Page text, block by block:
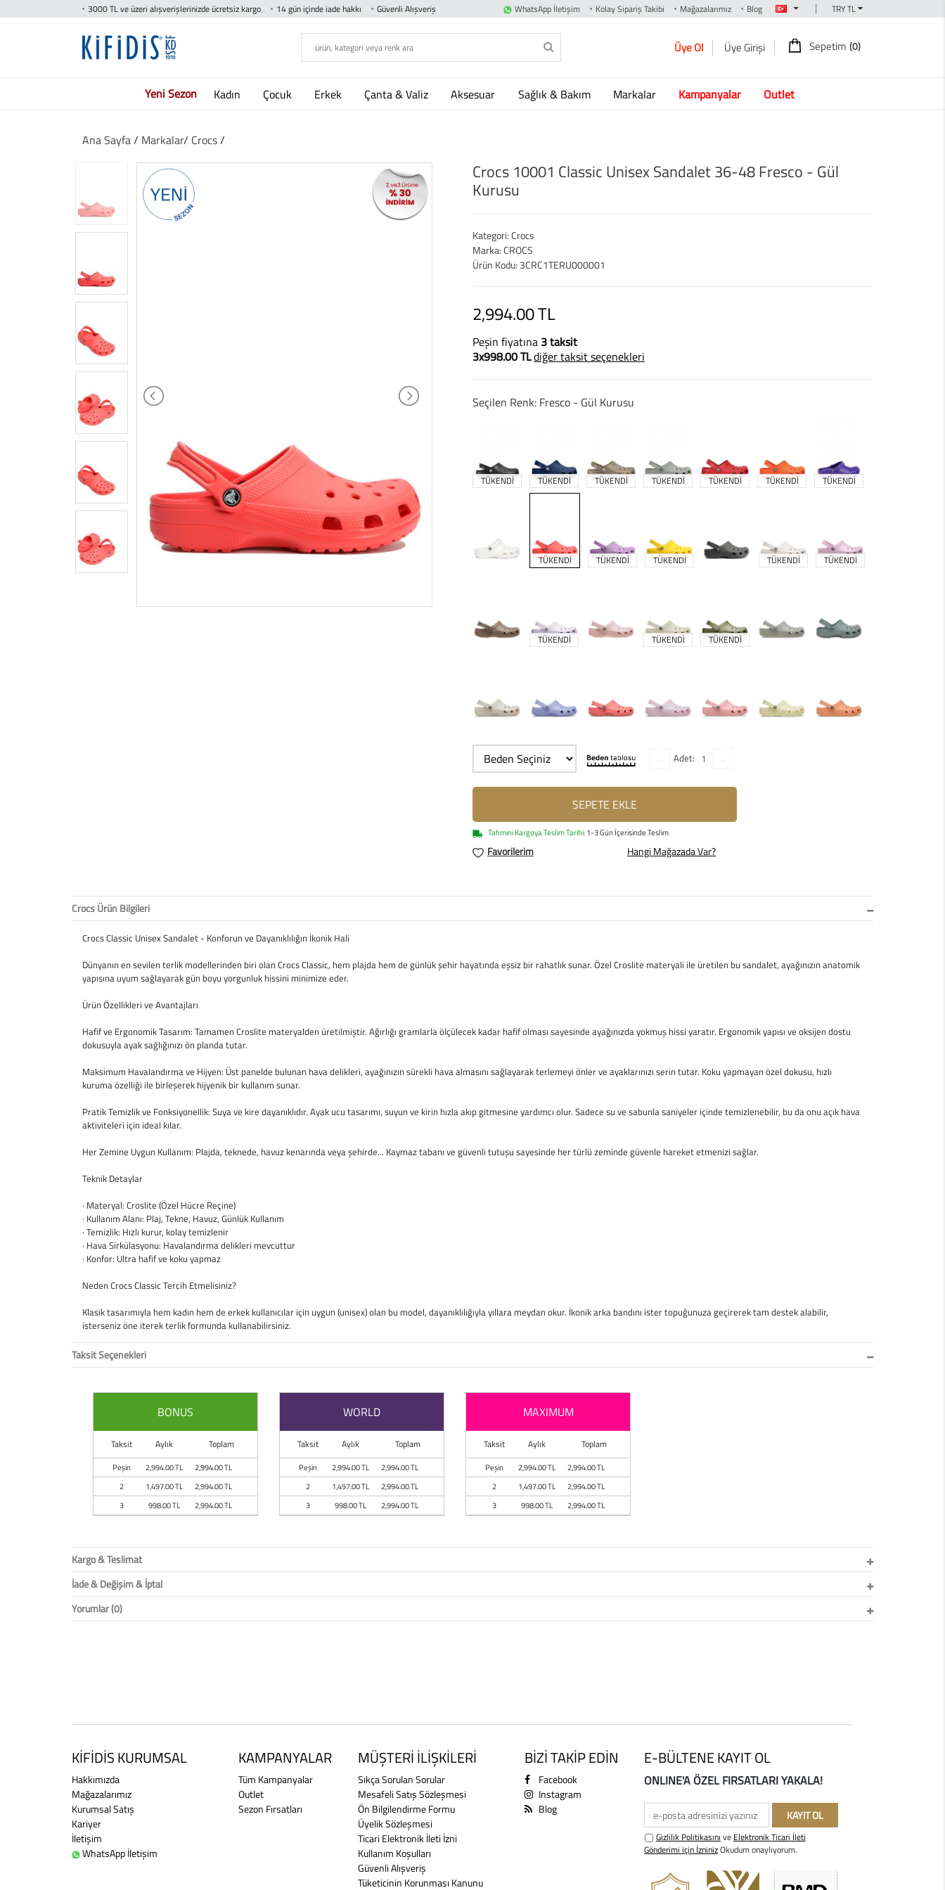
3000 TL ve üzeri alışverişlerinizde ücretsiz kargo 14 gün içinde iade hakkı Güvenli Alışveriş WhatsApp İletişim Kolay Sipariş Takibi Mağazalarımız Blog |
Üye Ol Üye Girişi Sepetim (0)
Yeni Sezon Kadın Çocuk Erkek Çanta & Valiz Aksesuar Sağlık & Bakım Markalar Kampanyalar Outlet
Ana Sayfa/ Markalar/ Crocs/
Crocs 10001 Classic Unisex Sandalet 36-48 Fresco - Gül
Kurusu
Kategori: Crocs
Marka: CROCS
Ürün Kodu: 3CRC1TERU000001
2,994.00 TL
Peşin fiyatına 3 taksit
3x998.00 TLdiğer taksit seçenekleri
Seçilen Renk: Fresco - Gül Kurusu
TÜKENDİ TÜKENDİ TÜKENDİ TÜKENDİ TÜKENDİ TÜKENDİ TÜKENDİ
TÜKENDİ TÜKENDİ TÜKENDİ TÜKENDİ TÜKENDİ
TÜKENDİ TÜKENDİ TÜKENDİ
Adet:
SEPETE EKLE
Tahmini Kargoya Teslim Tarihi:1-3 Gün İçerisinde Teslim
Favorilerim Hangi Mağazada Var?
Crocs Ürün Bilgileri
Crocs Classic Unisex Sandalet - Konforun ve Dayanıklılığın İkonik Hali
Dünyanın en sevilen terlik modellerinden biri olan Crocs Classic, hem plajda hem de günlük şehir hayatında eşsiz bir rahatlık sunar. Özel Croslite materyali ile üretilen bu sandalet, ayağınızın anatomik
yapısına uyum sağlayarak gün boyu yorgunluk hissini minimize eder.
Ürün Özellikleri ve Avantajları
Hafif ve Ergonomik Tasarım: Tamamen Croslite materyalden üretilmiştir. Ağırlığı gramlarla ölçülecek kadar hafif olması sayesinde ayağınızda yokmuş hissi yaratır. Ergonomik yapısı ve oksijen dostu
dokusuyla ayak sağlığınızı ön planda tutar.
Maksimum Havalandırma ve Hijyen: Üst panelde bulunan hava delikleri, ayağınızın sürekli hava almasını sağlayarak terlemeyi önler ve ayaklarınızı serin tutar. Koku yapmayan özel dokusu, hızlı
kuruma özelliği ile birleşerek hijyenik bir kullanım sunar.
Pratik Temizlik ve Fonksiyonellik: Suya ve kire dayanıklıdır. Ayak ucu tasarımı, suyun ve kirin hızla akıp gitmesine yardımcı olur. Sadece su ve sabunla saniyeler içinde temizlenebilir, bu da onu açık hava
aktiviteleri için ideal kılar.
Her Zemine Uygun Kullanım: Plajda, teknede, havuz kenarında veya şehirde... Kaymaz tabanı ve güvenli tutuşu sayesinde her türlü zeminde güvenle hareket etmenizi sağlar.
Teknik Detaylar
· Materyal: Croslite (Özel Hücre Reçine)
· Kullanım Alanı: Plaj, Tekne, Havuz, Günlük Kullanım
· Temizlik: Hızlı kurur, kolay temizlenir
· Hava Sirkülasyonu: Havalandırma delikleri mevcuttur
· Konfor: Ultra hafif ve koku yapmaz
Neden Crocs Classic Tercih Etmelisiniz?
Klasik tasarımıyla hem kadın hem de erkek kullanıcılar için uygun (unisex) olan bu model, dayanıklılığıyla yıllara meydan okur. İkonik arka bandını ister topuğunuza geçirerek tam destek alabilir,
isterseniz öne iterek terlik formunda kullanabilirsiniz.
Taksit Seçenekleri
BONUS
Taksit Aylık Toplam
Peşin 2,994.00 TL
2,994.00 TL
2
1,497.00 TL
2,994.00 TL
3
998.00 TL 2,994.00 TL
WORLD
Taksit Aylık Toplam
Peşin 2,994.00 TL
2,994.00 TL
2
1,497.00 TL
2,994.00 TL
3
998.00 TL 2,994.00 TL
MAXIMUM
Taksit Aylık Toplam
Peşin 2,994.00 TL
2,994.00 TL
2
1,497.00 TL
2,994.00 TL
3
998.00 TL 2,994.00 TL
Kargo & Teslimat
İade & Değişim & İptal
Yorumlar (0)
KİFİDİS KURUMSAL
Hakkımızda
Mağazalarımız
Kurumsal Satış
Kariyer
İletişim
WhatsApp İletişim
KAMPANYALAR
Tüm Kampanyalar
Outlet
Sezon Fırsatları
MÜŞTERİ İLİŞKİLERİ
Sıkça Sorulan Sorular
Mesafeli Satış Sözleşmesi
Ön Bilgilendirme Formu
Üyelik Sözleşmesi
Ticari Elektronik İleti İzni
Kullanım Koşulları
Güvenli Alışveriş
Tüketicinin Korunması Kanunu
BİZİ TAKİP EDİN
Facebook
Instagram
Blog
E-BÜLTENE KAYIT OL
ONLINE'A ÖZEL FIRSATLARI YAKALA!
e-posta adresinizi yazınız
KAYIT OL
Gizlilik Politikasını ve Elektronik Ticari İleti
Gönderimi için İzninizOkudum onaylıyorum.